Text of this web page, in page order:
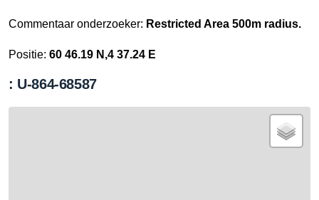
Commentaar onderzoeker: Restricted Area 500m radius.
Positie: 60 46.19 N,4 37.24 E
: U-864-68587